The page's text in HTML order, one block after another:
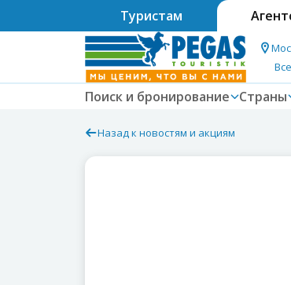
Туристам
Поиск и бронирование Страны
Назад к новостям и акциям